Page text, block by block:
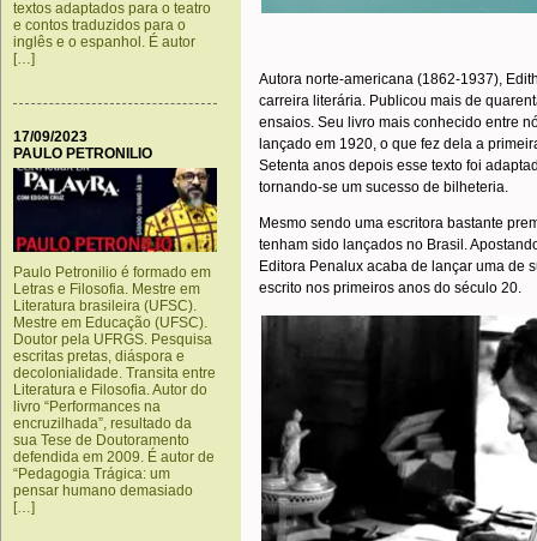
textos adaptados para o teatro
e contos traduzidos para o
inglês e o espanhol. É autor
[…]
17/09/2023
PAULO PETRONILIO
Paulo Petronilio é formado em
Letras e Filosofia. Mestre em
Literatura brasileira (UFSC).
Mestre em Educação (UFSC).
Doutor pela UFRGS. Pesquisa
escritas pretas, diáspora e
decolonialidade. Transita entre
Literatura e Filosofia. Autor do
livro “Performances na
encruzilhada”, resultado da
sua Tese de Doutoramento
defendida em 2009. É autor de
“Pedagogia Trágica: um
pensar humano demasiado
[…]
Autora norte-americana (1862-1937),
carreira literária. Publicou mais de
ensaios. Seu livro mais conhecido entre
lançado em 1920, o que fez dela a
Setenta anos depois esse texto foi
tornando-se um sucesso de bilheteria.
Mesmo sendo uma escritora bastante
tenham sido lançados no Brasil.
Editora Penalux acaba de lançar uma de
escrito nos primeiros anos do século 20.